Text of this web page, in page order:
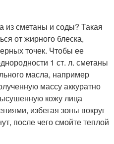
из сметаны и соды? Такая
от жирного блеска,
точек. Чтобы ее
1 ст. л. сметаны
масла, например
массу аккуратно
кожу лица
избегая зоны вокруг
после чего смойте теплой